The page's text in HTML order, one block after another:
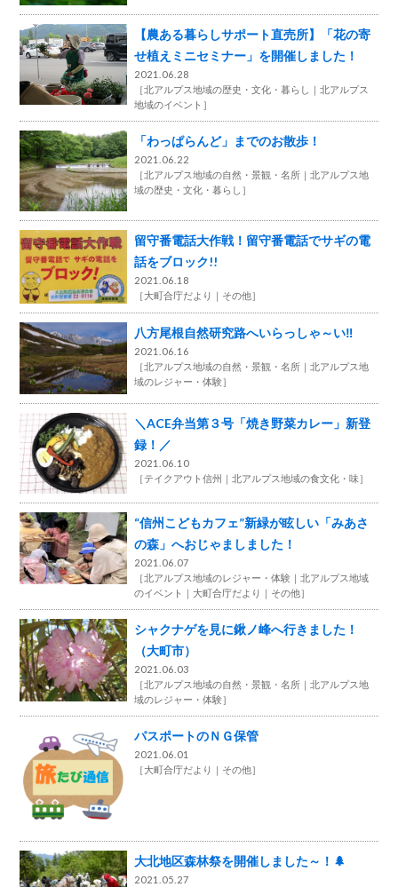
【農ある暮らしサポート直売所】「花の寄
せ植えミニセミナー」を開催しました！
2021.06.28
［北アルプス地域の歴史・文化・暮らし
北アルプス
地域のイベント ］
「わっぱらんど」までのお散歩！
2021.06.22
［北アルプス地域の自然・景観・名所
北アルプス地
域の歴史・文化・暮らし ］
留守番電話大作戦！留守番電話でサギの電
話をブロック!!
2021.06.18
［大町合庁だより その他］
八方尾根自然研究路へいらっしゃ～い‼
2021.06.16
［北アルプス地域の自然・景観・名所
北アルプス地
域のレジャー・体験］
＼ACE弁当第３号「焼き野菜カレー」新登
録！／
2021.06.10
［テイクアウト信州 北アルプス地域の食文化・味］
“信州こどもカフェ”新緑が眩しい「みあさ
の森」へおじゃましました！
2021.06.07
［北アルプス地域のレジャー・体験
北アルプス地域
のイベント
大町合庁だより その他］
シャクナゲを見に鍬ノ峰へ行きました！
（大町市）
2021.06.03
［北アルプス地域の自然・景観・名所
北アルプス地
域のレジャー・体験］
パスポートのＮＧ保管
2021.06.01
［大町合庁だより その他］
大北地区森林祭を開催しました～！🌲
2021.05.27